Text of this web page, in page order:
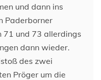
und dann ins
Paderborner
71 und 73 allerdings
dann wieder.
des zwei
Pröger um die